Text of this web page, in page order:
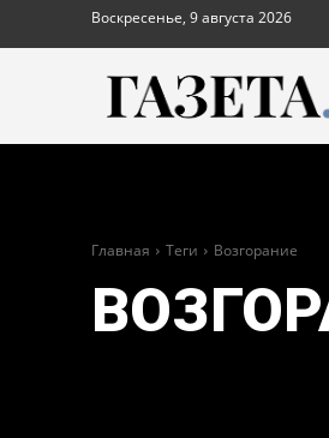
Воскресенье, 9 августа 2026
Главная Теги Возгорание